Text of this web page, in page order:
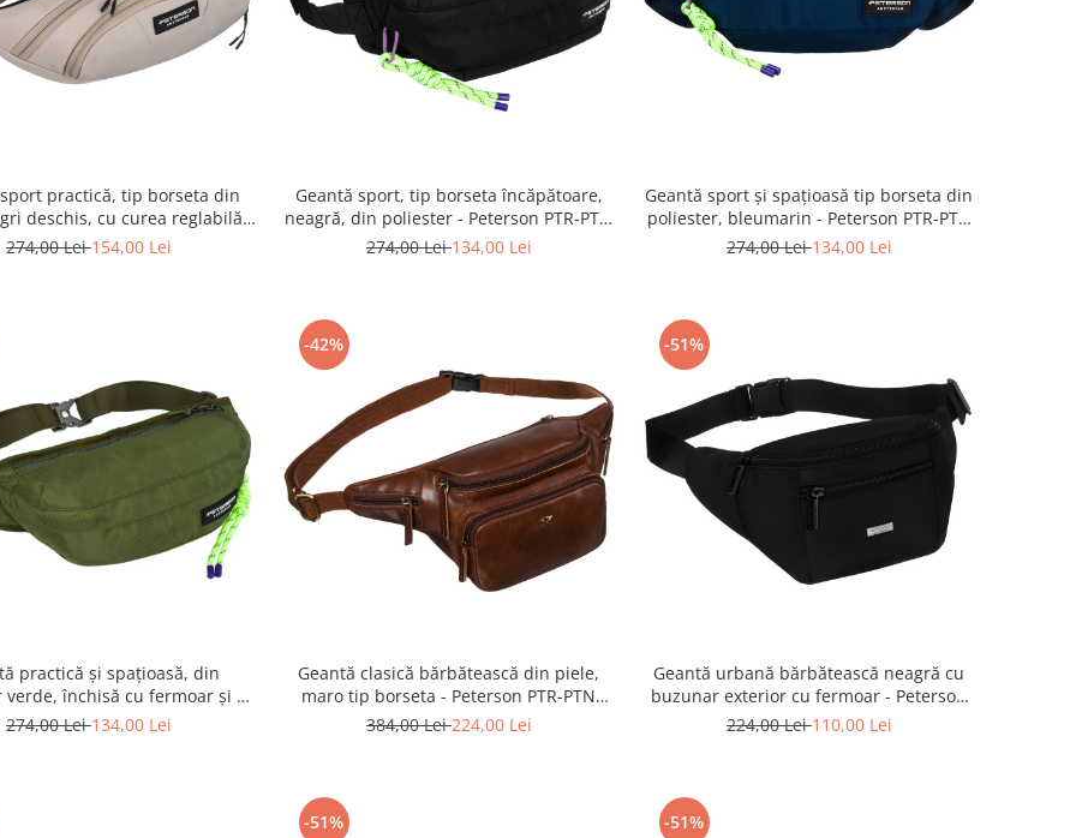
practică, tip borseta din
deschis, cu curea reglabilă -
PTR-PTN SWY-01-8542 L.GR
274,00 Lei154,00 Lei
Geantă sport, tip borseta încăpătoare,
neagră, din poliester - Peterson PTR-PTN
SWY-02-6980 BLAC
274,00 Lei134,00 Lei
Geantă sport și spațioasă tip borseta din
poliester, bleumarin - Peterson PTR-PTN
SWY-02-6997 NAVY
274,00 Lei134,00 Lei
practică și spațioasă, din
verde, închisă cu fermoar și o
- Peterson PTR-PTN SWY-
274,00 Lei134,00 Lei
-42%
Geantă clasică bărbătească din piele,
maro tip borseta - Peterson PTR-PTN
BP001-TUM-0567 B
384,00 Lei224,00 Lei
-51%
Geantă urbană bărbătească neagră cu
buzunar exterior cu fermoar - Peterson
PTR-PTN-73222-2171 BLACK
224,00 Lei110,00 Lei
-51% -51%